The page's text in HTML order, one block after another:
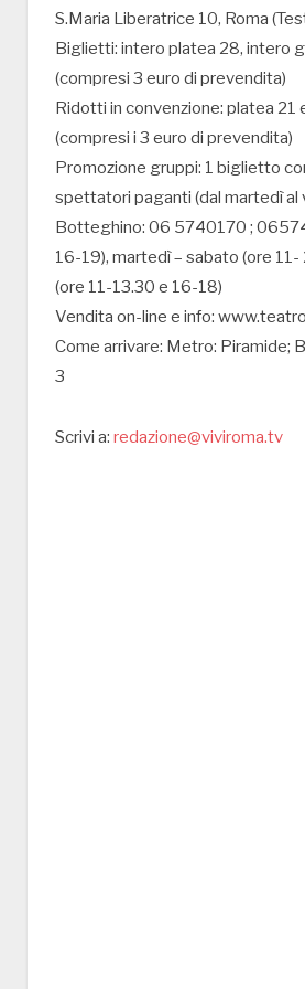
S.Maria Liberatrice 10, Roma
Biglietti: intero platea 28, intero
(compresi 3 euro di prevendita)
Ridotti in convenzione: platea 21
(compresi i 3 euro di prevendita)
Promozione gruppi: 1 biglietto
spettatori paganti (dal martedì al
Botteghino: 06 5740170 ;
16-19), martedì – sabato (ore 11-
(ore 11-13.30 e 16-18)
Vendita on-line e info:
Come arrivare: Metro: Piramide;
3
Scrivi a: redazione@viviroma.tv